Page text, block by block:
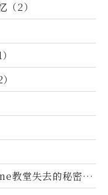
2）
教堂失去的秘密